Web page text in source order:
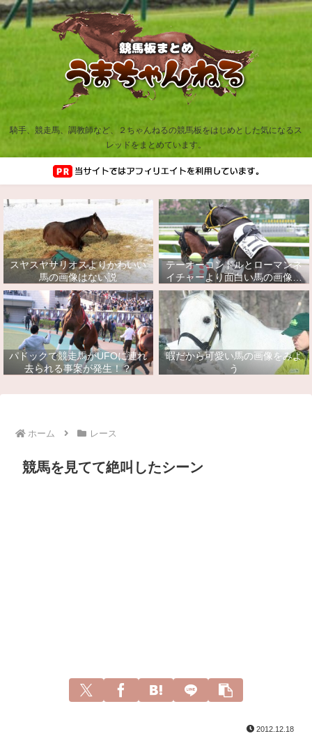
騎手、競走馬、調教師など、２ちゃんねるの競馬板をはじめとした気になるス
レッドをまとめています。
スヤスヤサリオスよりかわいい
馬の画像はない説
テーオーコンドルとローマンネ
イチャーより面白い馬の画像っ
てあるの？
パドックで競走馬がUFOに連れ
去られる事案が発生！？
暇だから可愛い馬の画像をみよ
う
ホーム レース
競馬を見てて絶叫したシーン
2012.12.18